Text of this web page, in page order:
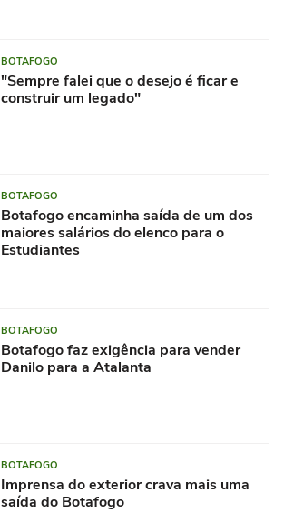
BOTAFOGO
"Sempre falei que o desejo é ficar e
construir um legado"
BOTAFOGO
Botafogo encaminha saída de um dos
maiores salários do elenco para o
Estudiantes
BOTAFOGO
Botafogo faz exigência para vender
Danilo para a Atalanta
BOTAFOGO
Imprensa do exterior crava mais uma
saída do Botafogo